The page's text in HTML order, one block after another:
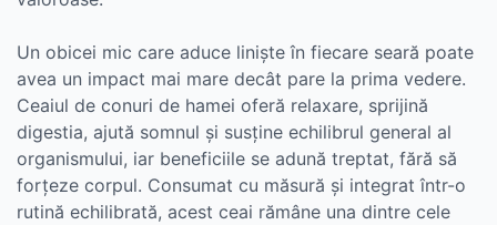
Un obicei mic care aduce liniște în fiecare seară poate
avea un impact mai mare decât pare la prima vedere.
Ceaiul de conuri de hamei oferă relaxare, sprijină
digestia, ajută somnul și susține echilibrul general al
organismului, iar beneficiile se adună treptat, fără să
forțeze corpul. Consumat cu măsură și integrat într-o
rutină echilibrată, acest ceai rămâne una dintre cele